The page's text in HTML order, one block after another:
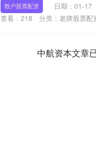
散户股票配资 日期：01-17
查看： 218 分类： 老牌股票配
中航资本文章